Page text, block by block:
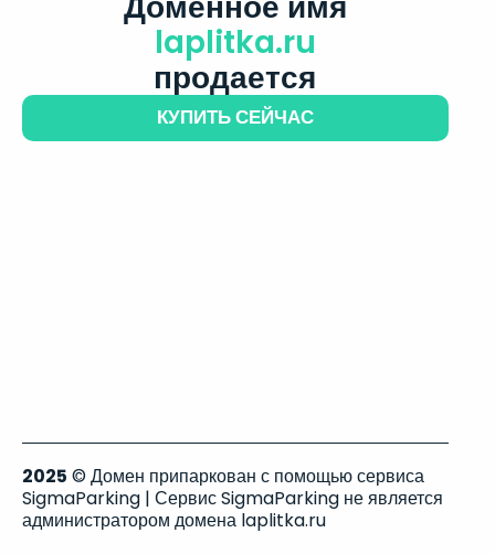
laplitka.ru
продается
КУПИТЬ СЕЙЧАС
2025 © Домен припаркован с помощью сервиса
SigmaParking | Сервис SigmaParking не является
администратором домена laplitka.ru